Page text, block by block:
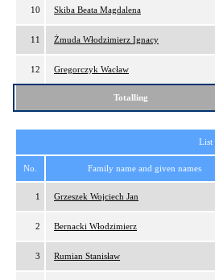
10 Skiba Beata Magdalena
11 Żmuda Włodzimierz Ignacy
12 Gregorczyk Wacław
Totalling
List
No. Family name and given names
1 Grzeszek Wojciech Jan
2 Bernacki Włodzimierz
3 Rumian Stanisław